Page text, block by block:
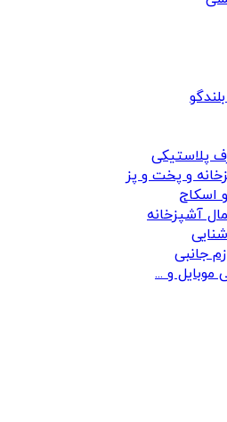
پلاستیکی
و پخت و پز
آشپزخانه
جانبی
موبایل و ...